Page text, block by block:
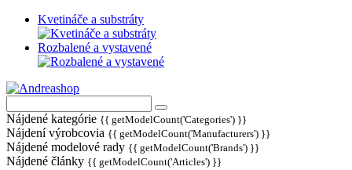
Kvetináče a substráty
Rozbalené a vystavené
Nájdené kategórie {{ getModelCount('Categories') }}
Nájdení výrobcovia {{ getModelCount('Manufacturers') }}
Nájdené modelové rady {{ getModelCount('Brands') }}
Nájdené články {{ getModelCount('Articles') }}